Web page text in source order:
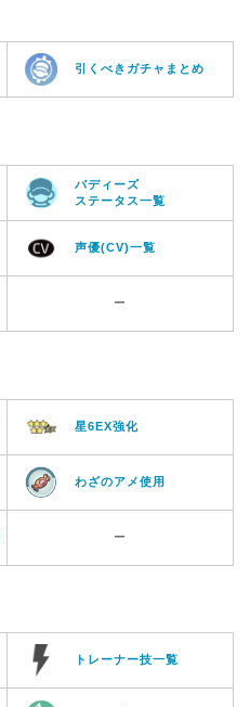
引くべきガチャまとめ
バディーズ
ステータス一覧
声優(CV)一覧
ー
星6EX強化
わざのアメ使用
ー
トレーナー技一覧